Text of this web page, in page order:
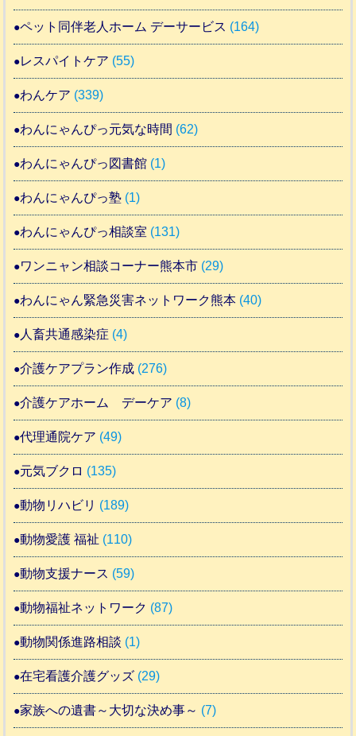
ペット同伴老人ホーム デーサービス (164)
レスパイトケア (55)
わんケア (339)
わんにゃんぴっ元気な時間 (62)
わんにゃんぴっ図書館 (1)
わんにゃんぴっ塾 (1)
わんにゃんぴっ相談室 (131)
ワンニャン相談コーナー熊本市 (29)
わんにゃん緊急災害ネットワーク熊本 (40)
人畜共通感染症 (4)
介護ケアプラン作成 (276)
介護ケアホーム デーケア (8)
代理通院ケア (49)
元気ブクロ (135)
動物リハビリ (189)
動物愛護 福祉 (110)
動物支援ナース (59)
動物福祉ネットワーク (87)
動物関係進路相談 (1)
在宅看護介護グッズ (29)
家族への遺書～大切な決め事～ (7)